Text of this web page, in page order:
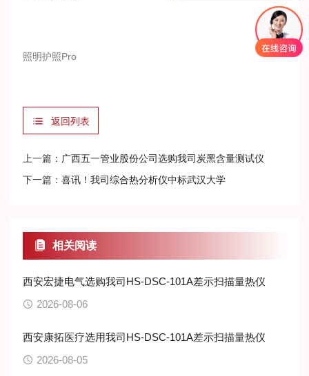
照明护照Pro
返回列表
上一篇： 广西五一管业股份公司选购我司炭黑含量测试仪
下一篇：喜讯！我司综合热分析仪中标武汉大学
相关阅读
西安宏捷电气选购我司HS-DSC-101A差示扫描量热仪
2026-08-06
西安康拓医疗选用我司HS-DSC-101A差示扫描量热仪
2026-08-05
如何联系你们公司？